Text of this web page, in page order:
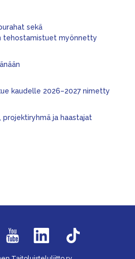
sekä
tehostamistuet myönnetty
kaudelle 2026–2027 nimetty
projektiryhmä ja haastajat